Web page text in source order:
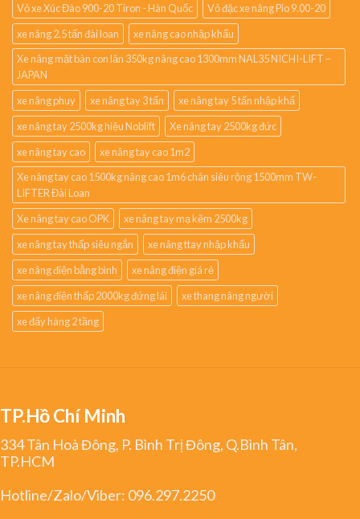
Vỏ xe Xúc Đào 900-20 Tiron - Hàn Quốc
Vỏ đặc xe nâng Pio 9.00-20
xe nâng 2.5 tấn đài loan
xe nâng cao nhập khẩu
Xe nâng mặt bàn con lăn 350kg nâng cao 1300mm NAL35 NICHI-LIFT –
JAPAN
xe nâng phuy
xe nâng tay 3 tấn
xe nâng tay 5 tấn nhập khẩ
xe nâng tay 2500kg hiệu Noblift
Xe nâng tay 2500kg đức
xe nâng tay cao
xe nâng tay cao 1m2
Xe nâng tay cao 1500kg nâng cao 1m6 chân siêu rộng 1500mm TW-
LIFTER Đài Loan
Xe nâng tay cao OPK
xe nâng tay mạ kẽm 2500kg
xe nâng tay thấp siêu ngắn
xe nâng ttay nhập khẩu
xe nâng điện bằng bình
xe nâng điện giá rẻ
xe nâng điện thấp 2000kg đứng lái
xe thang nâng người
xe đẩy hàng 2 tầng
TP.Hồ Chí Minh
334 Tân Hoà Đông, P. Bình Trị Đông, Q.Bình Tân,
TP.HCM
Hotline/Zalo/Viber: 096.297.2250